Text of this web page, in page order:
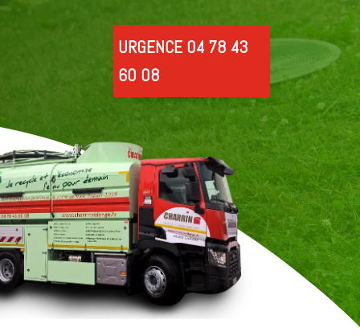
URGENCE 04 78 43
60 08